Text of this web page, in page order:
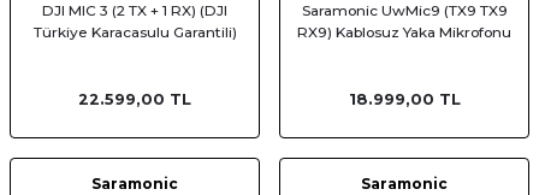
DJI MIC 3 (2 TX + 1 RX) (DJI
Türkiye Karacasulu Garantili)
22.599,00 TL
Saramonic UwMic9 (TX9 TX9
RX9) Kablosuz Yaka Mikrofonu
18.999,00 TL
Saramonic
Saramonic